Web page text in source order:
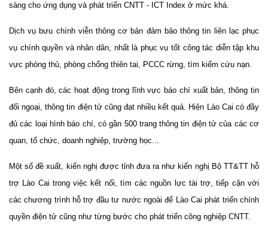
sàng cho ứng dụng và phát triển CNTT - ICT Index ở mức khá.
Dịch vụ bưu chính viễn thông cơ bản đảm bảo thông tin liên lạc phục
vụ chính quyền và nhân dân, nhất là phục vụ tốt công tác diễn tập khu
vực phòng thủ, phòng chống thiên tai, PCCC rừng, tìm kiếm cứu nạn.
Bên cạnh đó, các hoạt động trong lĩnh vực báo chí xuất bản, thông tin
đối ngoại, thông tin điện tử cũng đạt nhiều kết quả. Hiện Lào Cai có đầy
đủ các loại hình báo chí, có gần 500 trang thông tin điện tử của các cơ
quan, tổ chức, doanh nghiệp, trường học...
Một số đề xuất, kiến nghị được tỉnh đưa ra như kiến nghị Bộ TT&TT hỗ
trợ Lào Cai trong việc kết nối, tìm các nguồn lực tài trợ, tiếp cận với
các chương trình hỗ trợ đầu tư nước ngoài để Lào Cai phát triển chính
quyền điện tử cũng như từng bước cho phát triển công nghiệp CNTT.